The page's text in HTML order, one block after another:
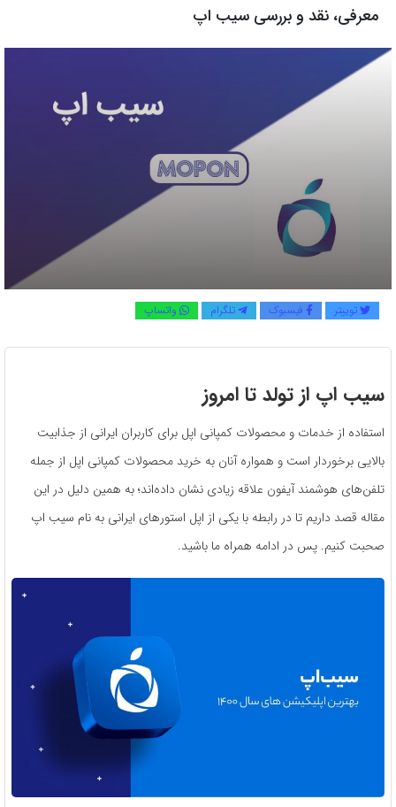
معرفی، نقد و بررسی سیب اپ
توییتر فیسبوک تلگرام واتساپ
سیب اپ از تولد تا امروز
استفاده از خدمات و محصولات کمپانی اپل برای کاربران ایرانی از جذابیت
بالایی برخوردار است و همواره آنان به خرید محصولات کمپانی اپل از جمله
تلفن‌های هوشمند آیفون علاقه زیادی نشان داده‌اند؛ به همین دلیل در این
مقاله قصد داریم تا در رابطه با یکی از اپل استورهای ایرانی به نام سیب اپ
صحبت کنیم. پس در ادامه همراه ما باشید.